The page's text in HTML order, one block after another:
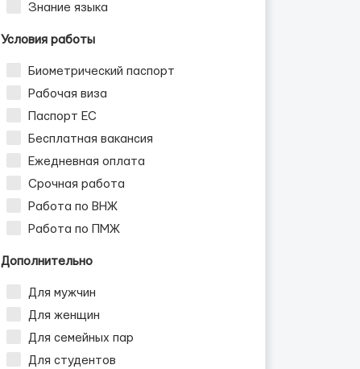
Знание языка
Условия работы
Биометрический паспорт
Рабочая виза
Паспорт ЕС
Бесплатная вакансия
Ежедневная оплата
Срочная работа
Работа по ВНЖ
Работа по ПМЖ
Дополнительно
Для мужчин
Для женщин
Для семейных пар
Для студентов